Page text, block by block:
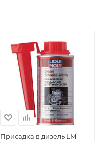
Присадка в дизель LM